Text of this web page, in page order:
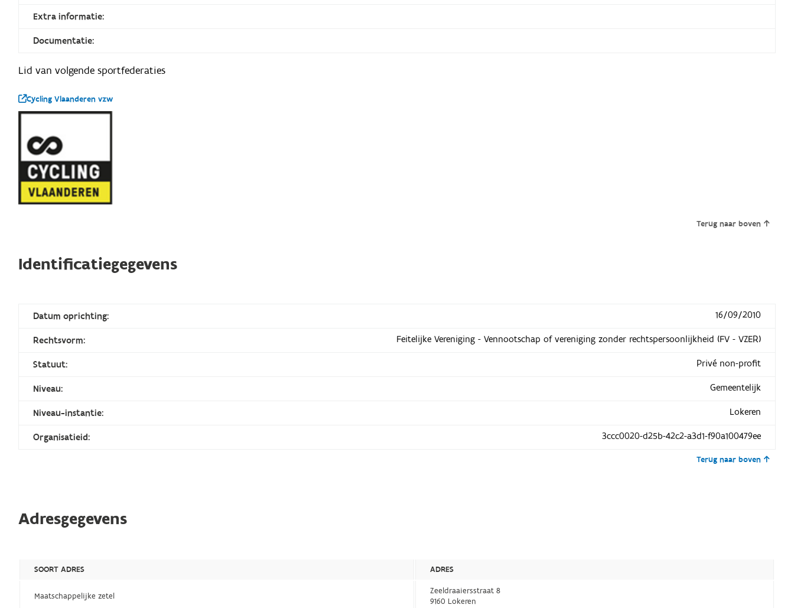
Extra informatie:
Documentatie:
Lid van volgende sportfederaties
Cycling Vlaanderen vzw
Terug naar boven
Identificatiegegevens
Datum oprichting: 16/09/2010
Rechtsvorm: Feitelijke Vereniging - Vennootschap of vereniging zonder rechtspersoonlijkheid (FV - VZER)
Statuut: Privé non-profit
Niveau: Gemeentelijk
Niveau-instantie: Lokeren
Organisatieid: 3ccc0020-d25b-42c2-a3d1-f90a100479ee
Terug naar boven
Adresgegevens
SOORT ADRES ADRES
Maatschappelijke zetel
Zeeldraaiersstraat 8
9160 Lokeren